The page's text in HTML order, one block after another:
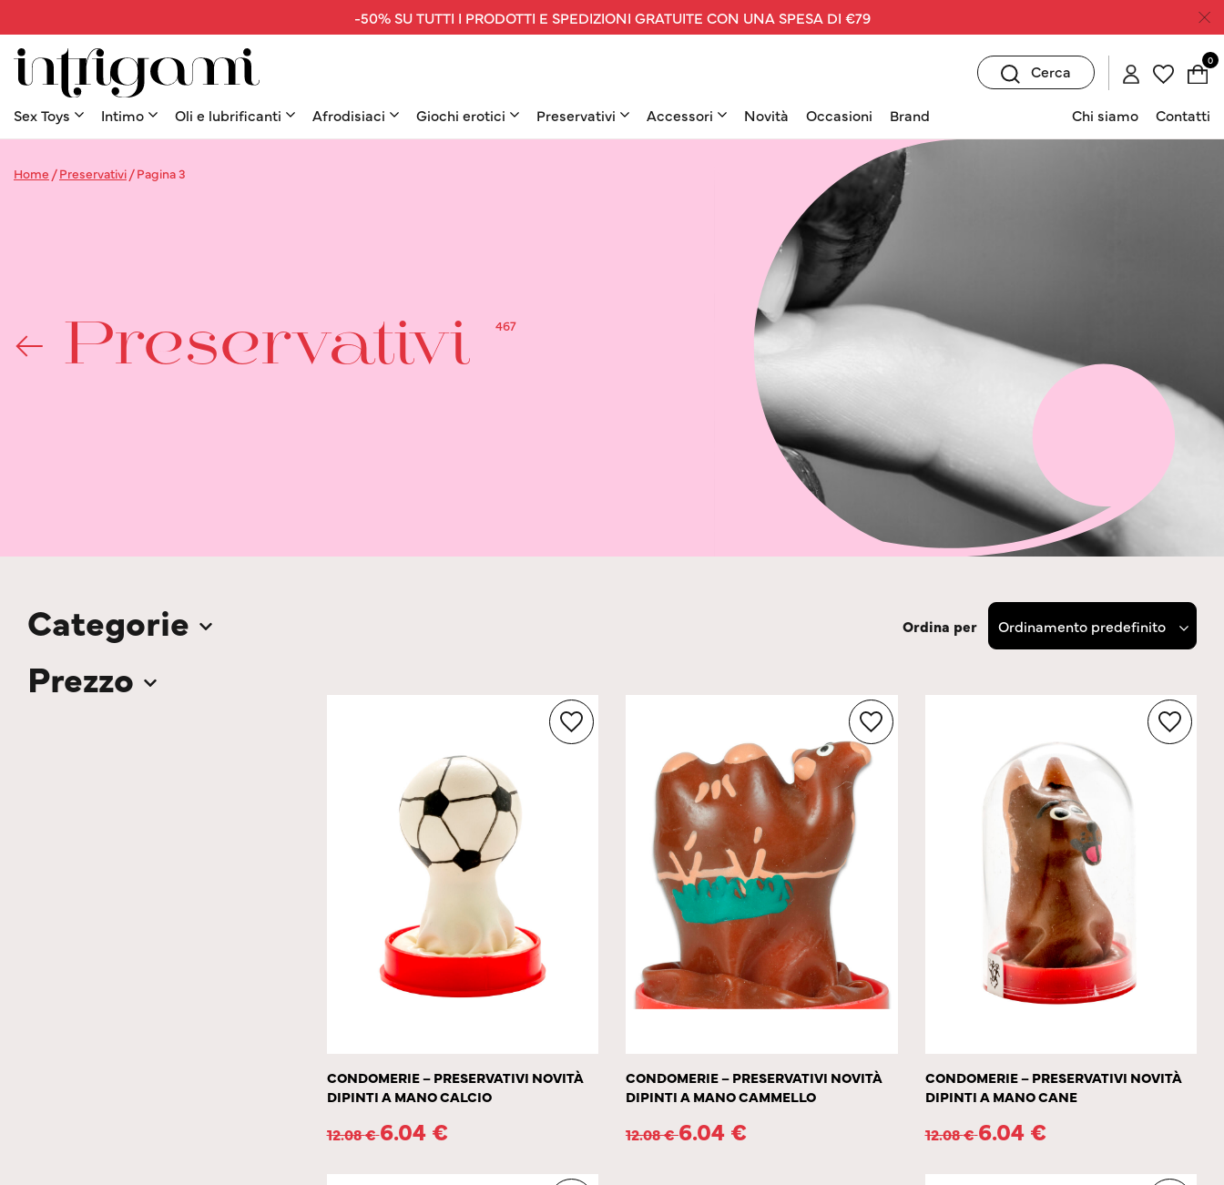
-50% SU TUTTI I PRODOTTI E SPEDIZIONI GRATUITE CON UNA SPESA DI €79
Cerca
0
Sex Toys Intimo Oli e lubrificanti Afrodisiaci Giochi erotici Preservativi Accessori Novità Occasioni Brand Chi siamo Contatti
Home /Preservativi /Pagina 3
Preservativi 467
Categorie
Prezzo
Ordina per
CONDOMERIE – PRESERVATIVI NOVITÀ
DIPINTI A MANO CALCIO
12.08€6.04 €
CONDOMERIE – PRESERVATIVI NOVITÀ
DIPINTI A MANO CAMMELLO
12.08€ 6.04 €
CONDOMERIE – PRESERVATIVI NOVITÀ
DIPINTI A MANO CANE
12.08€6.04 €